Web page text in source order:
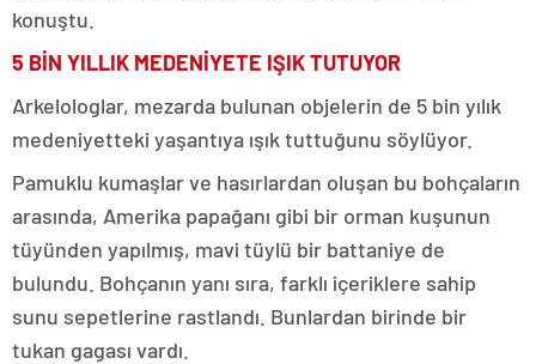
konuştu.
5 BİN YILLIK MEDENİYETE IŞIK TUTUYOR
Arkelologlar, mezarda bulunan objelerin de 5 bin yılık
medeniyetteki yaşantıya ışık tuttuğunu söylüyor.
Pamuklu kumaşlar ve hasırlardan oluşan bu bohçaların
arasında, Amerika papağanı gibi bir orman kuşunun
tüyünden yapılmış, mavi tüylü bir battaniye de
bulundu. Bohçanın yanı sıra, farklı içeriklere sahip
sunu sepetlerine rastlandı. Bunlardan birinde bir
tukan gagası vardı.